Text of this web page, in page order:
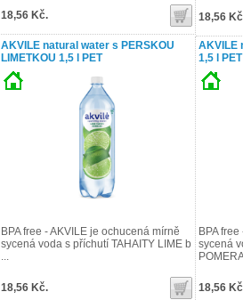
18,56 Kč. 18,56
AKVILE natural water s PERSKOU
LIMETKOU 1,5 l PET
BPA free - AKVILE je ochucená mírně
sycená voda s příchutí TAHAITY LIME b
...
18,56 Kč.
AKVILE
1,5 l PET
BPA
sycená
18,56